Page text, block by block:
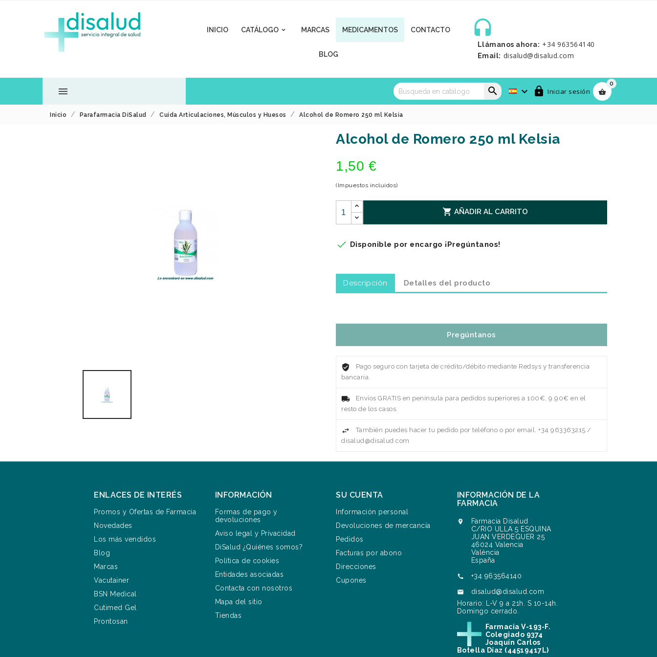
INICIO 
CATÁLOGO MARCAS MEDICAMENTOS CONTACTO
BLOG

Llámanos ahora: +34 963564140
Email: disalud@disalud.com

TODOS LOS

0
 Iniciar sesión


Inicio Parafarmacia DiSalud Cuida Articulaciones, Músculos y Huesos Alcohol de Romero 250 ml Kelsia
Alcohol de Romero 250 ml Kelsia
1,50 €
(Impuestos incluidos)
 AÑADIR AL CARRITO
 Disponible por encargo ¡Pregúntanos!
Descripción Detalles del producto
Pregúntanos
Pago seguro con tarjeta de crédito/débito mediante Redsys y transferencia
bancaria.
Envíos GRATIS en península para pedidos superiores a 100€, 9.90€ en el
resto de los casos.
También puedes hacer tu pedido por teléfono o por email. +34 963363215 /
disalud@disalud.com
ENLACES DE INTERÉS
Promos y Ofertas de Farmacia
Novedades
Los más vendidos
Blog
Marcas
Vacutainer
BSN Medical
Cutimed Gel
Prontosan
INFORMACIÓN
Formas de pago y
devoluciones
Aviso legal y Privacidad
DiSalud ¿Quiénes somos?
Política de cookies
Entidades asociadas
Contacta con nosotros
Mapa del sitio
Tiendas
SU CUENTA
Información personal
Devoluciones de mercancía
Pedidos
Facturas por abono
Direcciones
Cupones
INFORMACIÓN DE LA
FARMACIA

Farmacia Disalud
C/RIO ULLA 5 ESQUINA
JUAN VERDEGUER 25
46024 Valencia
València
España
 +34 963564140

disalud@disalud.com
Horario: L-V 9 a 21h. S 10-14h.
Domingo cerrado.
Farmacia V-193-F.
Colegiado 9374
Joaquín Carlos
Botella Díaz (44519417L)